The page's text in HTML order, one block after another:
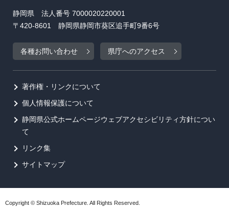
静岡県 法人番号 7000020220001
〒420-8601 静岡県静岡市葵区追手町9番6号
各種お問い合わせ 県庁へのアクセス
著作権・リンクについて
個人情報保護について
静岡県公式ホームページウェブアクセシビリティ方針につい
て
リンク集
サイトマップ
Copyright © Shizuoka Prefecture. All Rights Reserved.